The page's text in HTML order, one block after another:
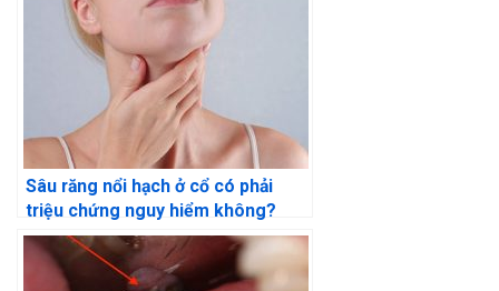
Sâu răng nổi hạch ở cổ có phải
triệu chứng nguy hiểm không?